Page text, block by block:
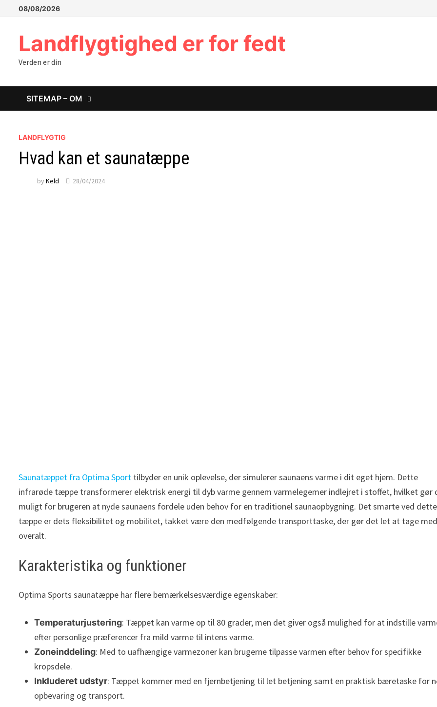
08/08/2026
Landflygtighed er for fedt
Verden er din
SITEMAP – OM
LANDFLYGTIG
Hvad kan et saunatæppe
byKeld 28/04/2024
Saunatæppet fra Optima Sport tilbyder en unik oplevelse, der simulerer saunaens varme i dit eget hjem. Dette
infrarøde tæppe transformerer elektrisk energi til dyb varme gennem varmelegemer indlejret i stoffet, hvilket gør
muligt for brugeren at nyde saunaens fordele uden behov for en traditionel saunaopbygning. Det smarte ved dette
tæppe er dets fleksibilitet og mobilitet, takket være den medfølgende transporttaske, der gør det let at tage med
overalt.
Karakteristika og funktioner
Optima Sports saunatæppe har flere bemærkelsesværdige egenskaber:
Temperaturjustering: Tæppet kan varme op til 80 grader, men det giver også mulighed for at indstille
efter personlige præferencer fra mild varme til intens varme.
Zoneinddeling: Med to uafhængige varmezoner kan brugerne tilpasse varmen efter behov for specifikke
kropsdele.
Inkluderet udstyr: Tæppet kommer med en fjernbetjening til let betjening samt en praktisk bæretaske for
opbevaring og transport.